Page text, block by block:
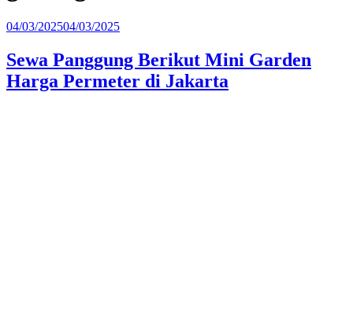
Diposkan
04/03/202504/03/2025
Sewa Panggung Berikut Mini Garden
Harga Permeter di Jakarta